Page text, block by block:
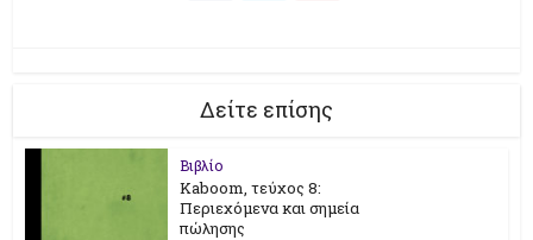
Δείτε επίσης
Βιβλίο
Kaboom, τεύχος 8:
Περιεχόμενα και σημεία
πώλησης